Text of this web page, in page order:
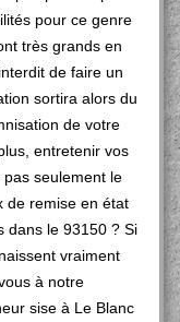
pour ce genre
très grands en
de faire un
sortira alors du
de votre
entretenir vos
seulement le
de remise en état
dans le 93150 ? Si
vraiment
à notre
sise à Le Blanc